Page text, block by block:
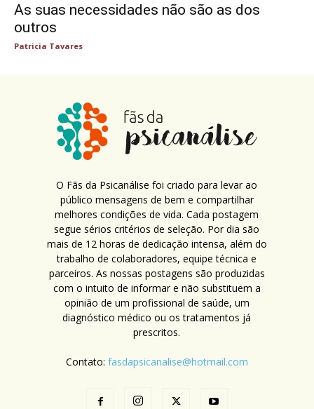
As suas necessidades não são as dos
outros
Patricia Tavares
O Fãs da Psicanálise foi criado para levar ao
público mensagens de bem e compartilhar
melhores condições de vida. Cada postagem
segue sérios critérios de seleção. Por dia são
mais de 12 horas de dedicação intensa, além do
trabalho de colaboradores, equipe técnica e
parceiros. As nossas postagens são produzidas
com o intuito de informar e não substituem a
opinião de um profissional de saúde, um
diagnóstico médico ou os tratamentos já
prescritos.
Contato: fasdapsicanalise@hotmail.com